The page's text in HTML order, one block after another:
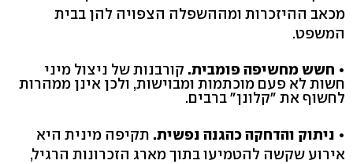
מכאב ההיזכרות ומההשפלה הצפויה להן בבית
המשפט.
• חשש מחשיפה פומבית. קורבנות של ניצול מיני
חשות לא פעם מוכתמות ומבוישות, ולכן אינן ממהרות
לחשוף את "קלונן" ברבים.
• ניתוק והדחקה כהגנה נפשית. תקיפה מינית היא
אירוע שקשה להטמיעו בתוך מארג הזכרונות הרגיל,